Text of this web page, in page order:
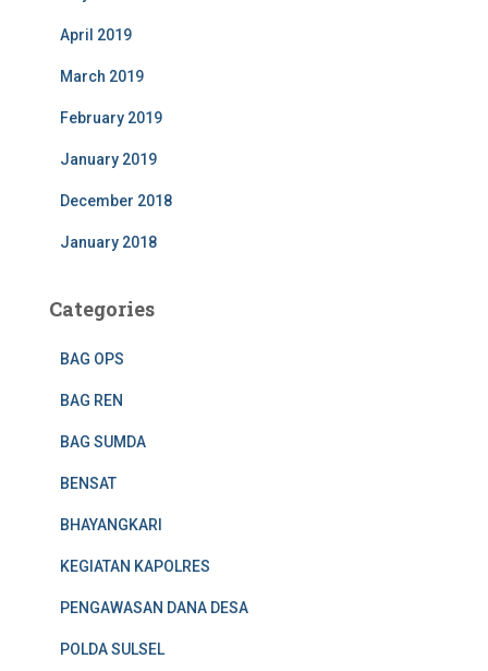
April 2019
March 2019
February 2019
January 2019
December 2018
January 2018
Categories
BAG OPS
BAG REN
BAG SUMDA
BENSAT
BHAYANGKARI
KEGIATAN KAPOLRES
PENGAWASAN DANA DESA
POLDA SULSEL